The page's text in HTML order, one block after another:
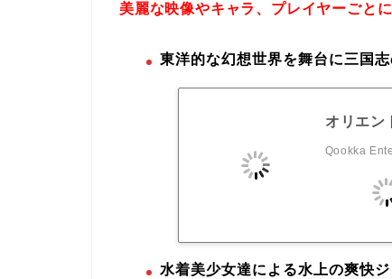
美麗な映像やキャラ、プレイヤーごと
東洋的な幻想世界を舞台に三国
オリエン
Qookka
水着美少女達による水上の爽快